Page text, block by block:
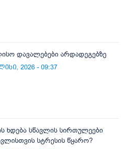
დავალებები არდადეგებზე
2026 - 09:37
ხდება სწავლის სირთულეები
სტრესის წყარო?